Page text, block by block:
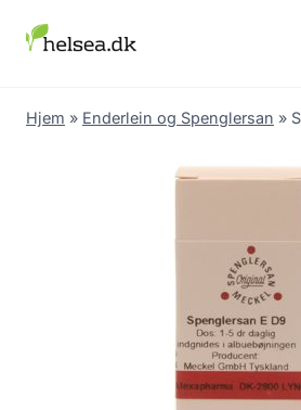
Hjem » Enderlein og Spenglersan »